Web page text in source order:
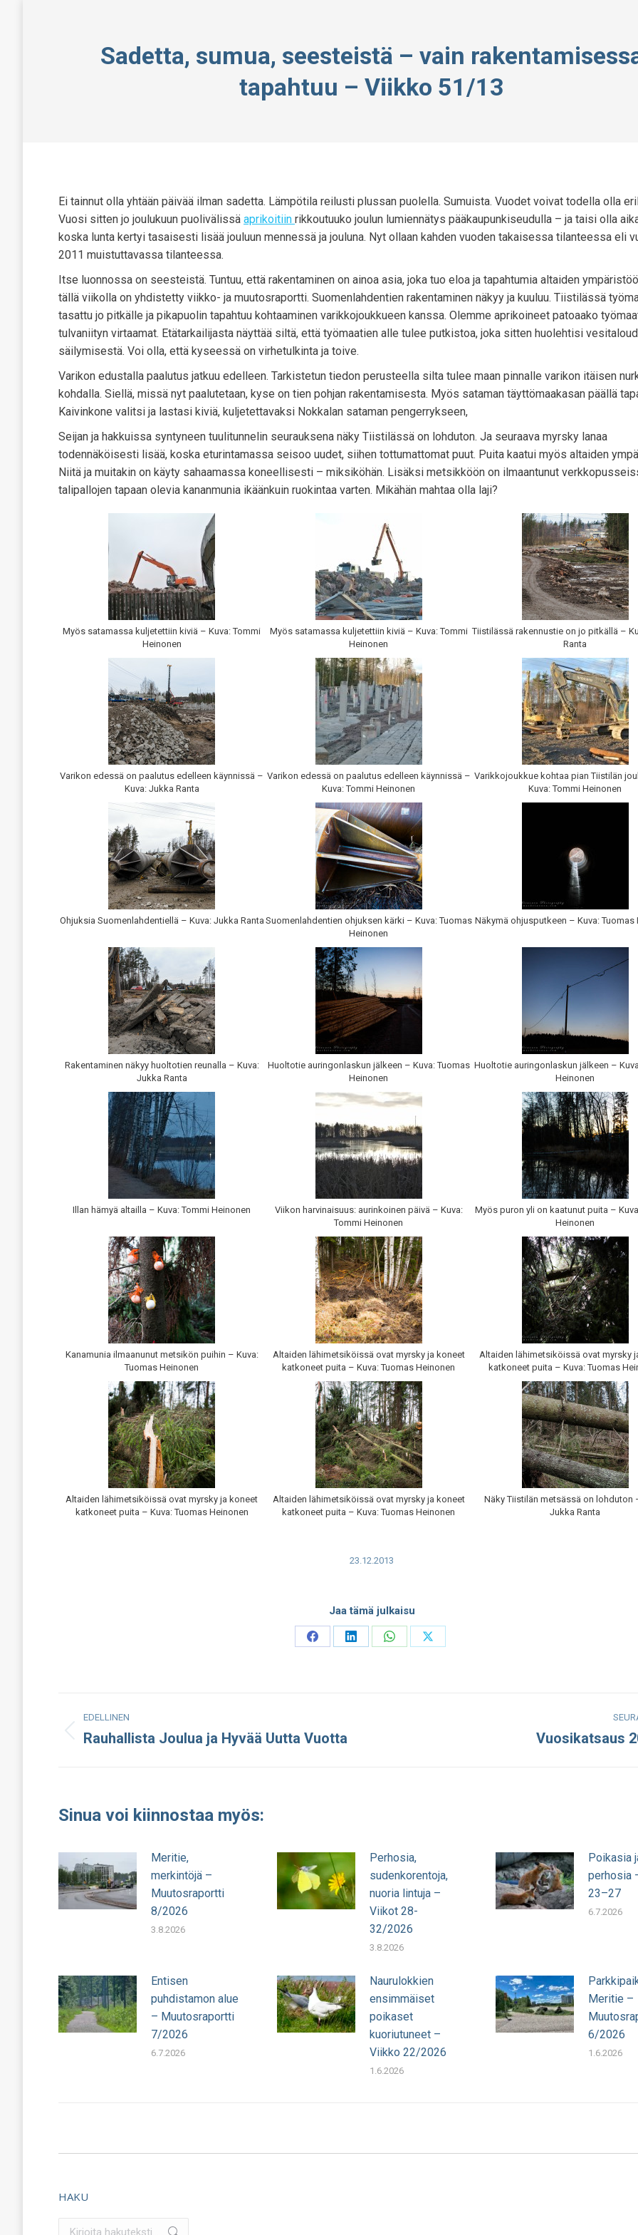
Sadetta, sumua, seesteistä – vain
tapahtuu – Viikko 51/13
Ei tainnut olla yhtään päivää ilman sadetta. Lämpötila reilusti plussan puolella. Sumuista. Vuodet voivat todella olla
Vuosi sitten jo joulukuun puolivälissä aprikoitiin rikkoutuuko joulun lumiennätys pääkaupunkiseudulla – ja taisi olla
koska lunta kertyi tasaisesti lisää jouluun mennessä ja jouluna. Nyt ollaan kahden vuoden takaisessa tilanteessa eli
2011 muistuttavassa tilanteessa.
Itse luonnossa on seesteistä. Tuntuu, että rakentaminen on ainoa asia, joka tuo eloa ja tapahtumia altaiden
tällä viikolla on yhdistetty viikko- ja muutosraportti. Suomenlahdentien rakentaminen näkyy ja kuuluu. Tiistilässä
tasattu jo pitkälle ja pikapuolin tapahtuu kohtaaminen varikkojoukkueen kanssa. Olemme aprikoineet patoaako
tulvaniityn virtaamat. Etätarkailijasta näyttää siltä, että työmaatien alle tulee putkistoa, joka sitten huolehtisi
säilymisestä. Voi olla, että kyseessä on virhetulkinta ja toive.
Varikon edustalla paalutus jatkuu edelleen. Tarkistetun tiedon perusteella silta tulee maan pinnalle varikon itäisen
kohdalla. Siellä, missä nyt paalutetaan, kyse on tien pohjan rakentamisesta. Myös sataman täyttömaakasan päällä
Kaivinkone valitsi ja lastasi kiviä, kuljetettavaksi Nokkalan sataman pengerrykseen,
Seijan ja hakkuissa syntyneen tuulitunnelin seurauksena näky Tiistilässä on lohduton. Ja seuraava myrsky lanaa
todennäköisesti lisää, koska eturintamassa seisoo uudet, siihen tottumattomat puut. Puita kaatui myös altaiden
Niitä ja muitakin on käyty sahaamassa koneellisesti – miksiköhän. Lisäksi metsikköön on ilmaantunut
talipallojen tapaan olevia kananmunia ikäänkuin ruokintaa varten. Mikähän mahtaa olla laji?
Myös satamassa kuljetettiin kiviä – Kuva: Tommi
Heinonen
Myös satamassa kuljetettiin kiviä – Kuva: Tommi
Heinonen
Tiistilässä rakennustie on jo pitkällä –
Ranta
Varikon edessä on paalutus edelleen käynnissä –
Kuva: Jukka Ranta
Varikon edessä on paalutus edelleen käynnissä –
Kuva: Tommi Heinonen
Varikkojoukkue kohtaa pian Tiistilän
Kuva: Tommi Heinonen
Ohjuksia Suomenlahdentiellä – Kuva: Jukka Ranta Suomenlahdentien ohjuksen kärki – Kuva: Tuomas
Heinonen
Näkymä ohjusputkeen – Kuva: Tuomas
Rakentaminen näkyy huoltotien reunalla – Kuva:
Jukka Ranta
Huoltotie auringonlaskun jälkeen – Kuva: Tuomas
Heinonen
Huoltotie auringonlaskun jälkeen –
Heinonen
Illan hämyä altailla – Kuva: Tommi Heinonen
Viikon harvinaisuus: aurinkoinen päivä – Kuva:
Tommi Heinonen
Myös puron yli on kaatunut puita –
Heinonen
Kanamunia ilmaanunut metsikön puihin – Kuva:
Tuomas Heinonen
Altaiden lähimetsiköissä ovat myrsky ja koneet
katkoneet puita – Kuva: Tuomas Heinonen
Altaiden lähimetsiköissä ovat myrsky
katkoneet puita – Kuva: Tuomas
Altaiden lähimetsiköissä ovat myrsky ja koneet
katkoneet puita – Kuva: Tuomas Heinonen
Altaiden lähimetsiköissä ovat myrsky ja koneet
katkoneet puita – Kuva: Tuomas Heinonen
Näky Tiistilän metsässä on lohduton
Jukka Ranta
23.12.2013
Jaa tämä julkaisu
Share
Share
Share
Share
Post
navigation
EDELLINEN
Edellinen
Rauhallista Joulua ja Hyvää Uutta Vuotta Vuosikatsaus
Sinua voi kiinnostaa myös:
Meritie,
merkintöjä –
Muutosraportti
8/2026
3.8.2026
Perhosia,
sudenkorentoja,
nuoria lintuja –
Viikot 28-
32/2026
3.8.2026
Poikasia
perhosia
23–27
6.7.2026
Entisen
puhdistamon alue
– Muutosraportti
7/2026
6.7.2026
Naurulokkien
ensimmäiset
poikaset
kuoriutuneet –
Viikko 22/2026
1.6.2026
Meritie –
6/2026
1.6.2026
HAKU